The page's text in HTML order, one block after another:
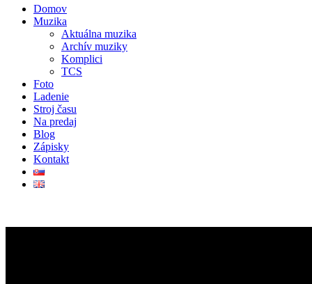
Domov
Muzika
Aktuálna muzika
Archív muziky
Komplici
TCS
Foto
Ladenie
Stroj času
Na predaj
Blog
Zápisky
Kontakt